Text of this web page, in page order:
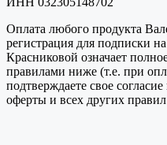
Оплата любого продукта
регистрация для подписки
Красниковой означает
правилами ниже (т.е. при
подтверждаете свое
оферты и всех других